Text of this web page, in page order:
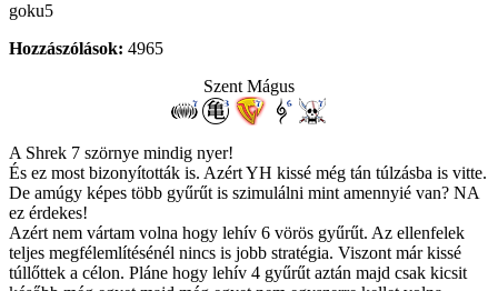
goku5
Hozzászólások: 4965
Szent Mágus
A Shrek 7 szörnye mindig nyer!
És ez most bizonyították is. Azért YH kissé még tán túlzásba is vitte.
De amúgy képes több gyűrűt is szimulálni mint amennyié van? NA
ez érdekes!
Azért nem vártam volna hogy lehív 6 vörös gyűrűt. Az ellenfelek
teljes megfélemlítésénél nincs is jobb stratégia. Viszont már kissé
túllőttek a célon. Pláne hogy lehív 4 gyűrűt aztán majd csak kicsit